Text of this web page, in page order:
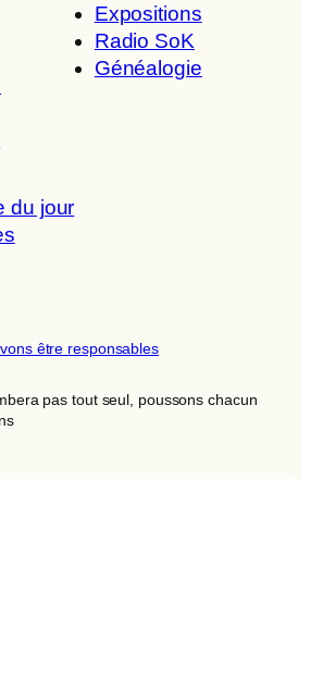
Expositions
Radio SoK
Généalogie
du jour
être responsables
pas tout seul, poussons chacun